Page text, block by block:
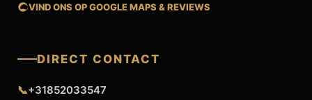
VIND ONS OP GOOGLE MAPS & REVIEWS
DIRECT CONTACT
📞+31852033547